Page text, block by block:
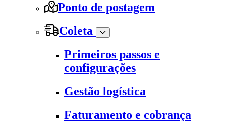
Ponto de postagem
Coleta
Primeiros passos e
configurações
Gestão logística
Faturamento e cobrança